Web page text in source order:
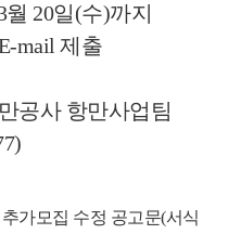
20일(수)까지
mail 제출
공사 항만사업팀
가모집 수정 공고문(서식